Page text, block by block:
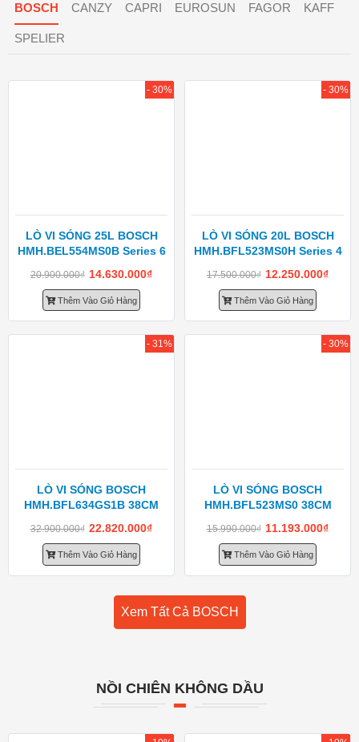
BOSCH CANZY CAPRI EUROSUN FAGOR KAFF
SPELIER
LÒ VI SÓNG 25L BOSCH
HMH.BEL554MS0B Series 6
20.900.000₫ 14.630.000₫
Thêm Vào Giỏ Hàng
- 30%
LÒ VI SÓNG 20L BOSCH
HMH.BFL523MS0H Series 4
17.500.000₫ 12.250.000₫
Thêm Vào Giỏ Hàng
- 30%
LÒ VI SÓNG BOSCH
HMH.BFL634GS1B 38CM
32.900.000₫ 22.820.000₫
Thêm Vào Giỏ Hàng
- 31%
LÒ VI SÓNG BOSCH
HMH.BFL523MS0 38CM
15.990.000₫ 11.193.000₫
Thêm Vào Giỏ Hàng
- 30%
Xem Tất Cả BOSCH
NỒI CHIÊN KHÔNG DẦU